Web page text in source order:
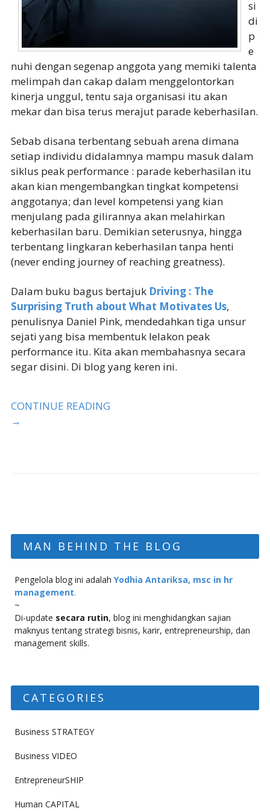
si
di
p
e
nuhi dengan segenap anggota yang memiki talenta
melimpah dan cakap dalam menggelontorkan
kinerja unggul, tentu saja organisasi itu akan
mekar dan bisa terus merajut parade keberhasilan.
Sebab disana terbentang sebuah arena dimana
setiap individu didalamnya mampu masuk dalam
siklus peak performance : parade keberhasilan itu
akan kian mengembangkan tingkat kompetensi
anggotanya; dan level kompetensi yang kian
menjulang pada gilirannya akan melahirkan
keberhasilan baru. Demikian seterusnya, hingga
terbentang lingkaran keberhasilan tanpa henti
(never ending journey of reaching greatness).
Dalam buku bagus bertajuk Driving : The
Surprising Truth about What Motivates Us,
penulisnya Daniel Pink, mendedahkan tiga unsur
sejati yang bisa membentuk lelakon peak
performance itu. Kita akan membahasnya secara
segar disini. Di blog yang keren ini.
CONTINUE READING
→
MAN BEHIND THE BLOG
Pengelola blog ini adalah Yodhia Antariksa, msc in hr
management.
~
Di-update secara rutin, blog ini menghidangkan sajian
maknyus tentang strategi bisnis, karir, entrepreneurship, dan
management skills.
CATEGORIES
Business STRATEGY
Business VIDEO
EntrepreneurSHIP
Human CAPITAL